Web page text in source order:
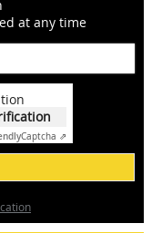
at any time
Captcha ⇗